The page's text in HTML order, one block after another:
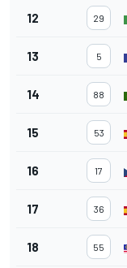
12 29
13 5
14 88
15 53
16 17
17 36
18 55